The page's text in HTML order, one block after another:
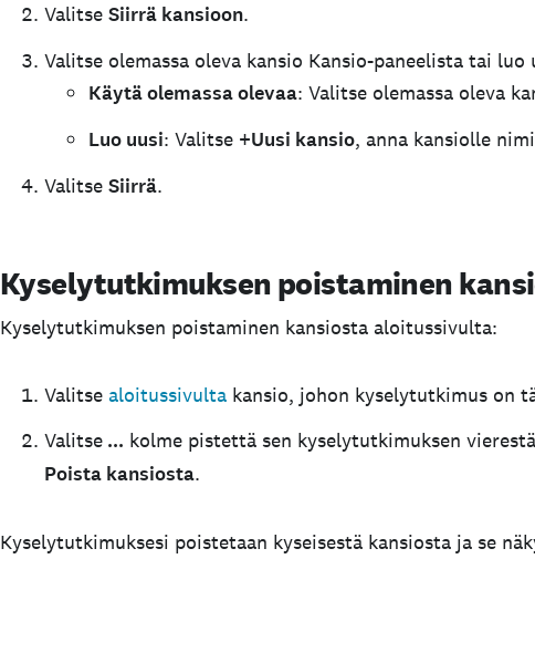
Valitse Siirrä kansioon.
Valitse olemassa oleva kansio Kansio-paneelista tai luo
Käytä olemassa olevaa: Valitse olemassa oleva
Luo uusi: Valitse +Uusi kansio, anna kansiolle
Valitse Siirrä.
Kyselytutkimuksen poistaminen
Kyselytutkimuksen poistaminen kansiosta aloitussivulta:
Valitse aloitussivulta kansio, johon kyselytutkimus on
Valitse ... kolme pistettä sen kyselytutkimuksen
Poista kansiosta.
Kyselytutkimuksesi poistetaan kyseisestä kansiosta ja se